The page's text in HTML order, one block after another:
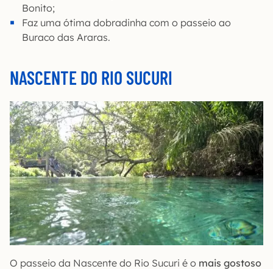
Bonito;
Faz uma ótima dobradinha com o passeio ao
Buraco das Araras.
NASCENTE DO RIO SUCURI
O passeio da Nascente do Rio Sucuri é o mais gostoso